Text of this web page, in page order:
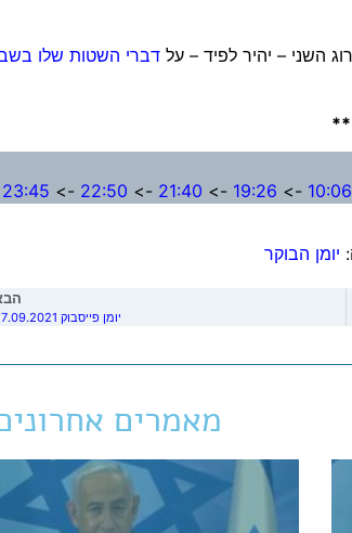
השני – יהיר לפיד – על דברי השטות שלו
10:06
->
19:26
->
21:40
->
22:50
->
23:45
יומן הבוקר
יומן פייסבוק 27.09.2021
מאמרים